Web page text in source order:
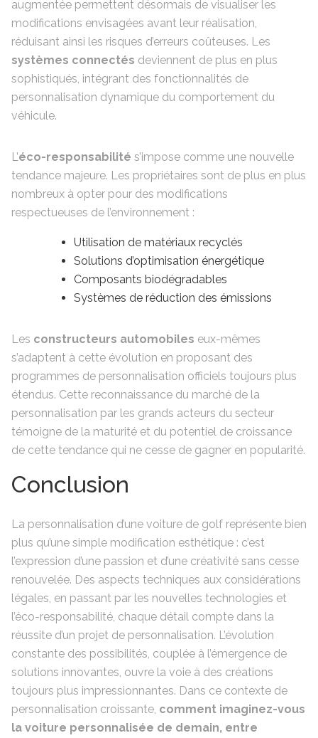
augmentée permettent désormais de visualiser les
modifications envisagées avant leur réalisation,
réduisant ainsi les risques d’erreurs coûteuses. Les
systèmes connectés deviennent de plus en plus
sophistiqués, intégrant des fonctionnalités de
personnalisation dynamique du comportement du
véhicule.
L’éco-responsabilité s’impose comme une nouvelle
tendance majeure. Les propriétaires sont de plus en plus
nombreux à opter pour des modifications
respectueuses de l’environnement :
Utilisation de matériaux recyclés
Solutions d’optimisation énergétique
Composants biodégradables
Systèmes de réduction des émissions
Les constructeurs automobiles eux-mêmes
s’adaptent à cette évolution en proposant des
programmes de personnalisation officiels toujours plus
étendus. Cette reconnaissance du marché de la
personnalisation par les grands acteurs du secteur
témoigne de la maturité et du potentiel de croissance
de cette tendance qui ne cesse de gagner en popularité.
Conclusion
La personnalisation d’une voiture de golf représente bien
plus qu’une simple modification esthétique : c’est
l’expression d’une passion et d’une créativité sans cesse
renouvelée. Des aspects techniques aux considérations
légales, en passant par les nouvelles technologies et
l’éco-responsabilité, chaque détail compte dans la
réussite d’un projet de personnalisation. L’évolution
constante des possibilités, couplée à l’émergence de
solutions innovantes, ouvre la voie à des créations
toujours plus impressionnantes. Dans ce contexte de
personnalisation croissante, comment imaginez-vous
la voiture personnalisée de demain, entre